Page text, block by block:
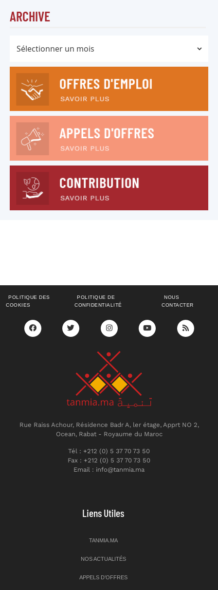
ARCHIVE
POLITIQUE DES
COOKIES
POLITIQUE DE
CONFIDENTIALITÉ
NOUS
CONTACTER
Rue Raiss Achour, Résidence Badr A, ler étage, Apprt NO 2,
Ocean, Rabat - Royaume du Maroc
Tél : +212 (0) 5 37 70 73 50
Fax : +212 (0) 5 37 70 73 50
Email : info@tanmia.ma
Liens Utiles
TANMIA.MA
NOS ACTUALITÉS
APPELS D’OFFRES